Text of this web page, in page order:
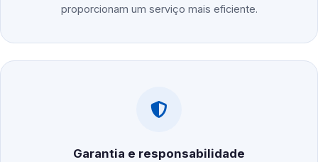
proporcionam um serviço mais eficiente.
Garantia e responsabilidade